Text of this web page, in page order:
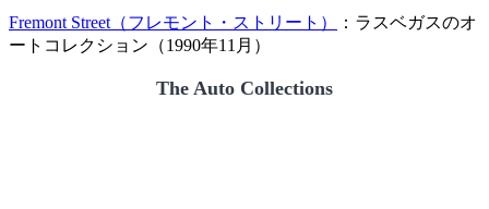
Fremont Street（フレモント・ストリート）
：ラスベガスのオ
ートコレクション（1990年11月）
The Auto Collections